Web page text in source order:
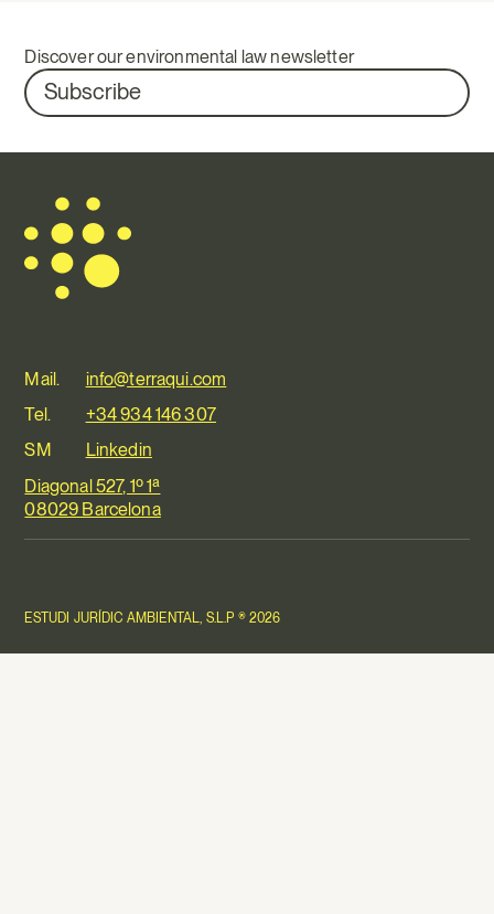
Discover our environmental law newsletter
Subscribe
Mail.
info@terraqui.com
Tel.
+34 934 146 307
Diagonal 527, 1º 1ª
08029 Barcelona
SM Linkedin
ESTUDI JURÍDIC AMBIENTAL, S.L.P ® 2026